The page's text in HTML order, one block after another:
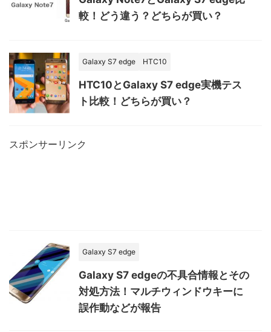
較！どう違う？どちらが買い？
Galaxy S7 edge HTC10
HTC10とGalaxy S7 edge実機テス
ト比較！どちらが買い？
スポンサーリンク
Galaxy S7 edge
Galaxy S7 edgeの不具合情報とその
対処方法！マルチウィンドウキーに
誤作動などが報告